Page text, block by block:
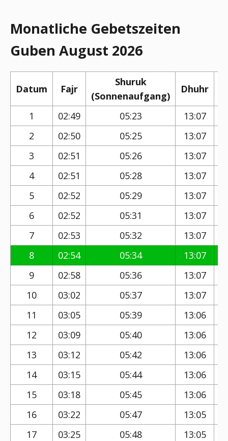
Monatliche Gebetszeiten
Guben August 2026
Datum Fajr
Shuruk
(Sonnenaufgang)
Dhuhr
1
02:49 05:23 13:07
2
02:50 05:25 13:07
3
02:51 05:26 13:07
4
02:51 05:28 13:07
5
02:52 05:29 13:07
6
02:52 05:31 13:07
7
02:53 05:32 13:07
8
02:54 05:34 13:07
9
02:58 05:36 13:07
10
03:02 05:37 13:07
11
03:05 05:39 13:06
12
03:09 05:40 13:06
13
03:12 05:42 13:06
14
03:15 05:44 13:06
15
03:18 05:45 13:06
16
03:22 05:47 13:05
17
03:25 05:48 13:05